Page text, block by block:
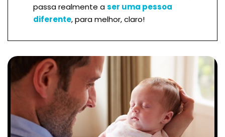
passa realmente aser uma pessoa
diferente, para melhor, claro!